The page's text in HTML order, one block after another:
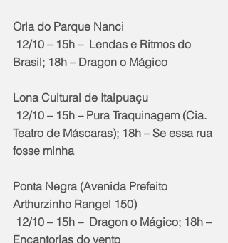
Orla do Parque Nanci
Brasil; 18h – Dragon o Mágico
Lona Cultural de Itaipuaçu
Teatro de Máscaras); 18h – Se essa rua
fosse minha
Ponta Negra (Avenida Prefeito
Arthurzinho Rangel 150)
Encantorias do vento